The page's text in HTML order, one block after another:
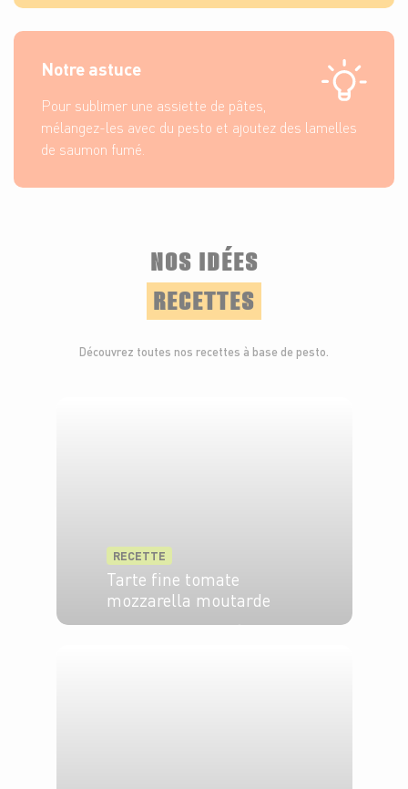
Notre astuce
Pour sublimer une assiette de pâtes,
mélangez-les avec du pesto et ajoutez des lamelles
de saumon fumé.
NOS IDÉES
RECETTES
Découvrez toutes nos recettes à base de pesto.
RECETTE
Tarte fine tomate
mozzarella moutarde